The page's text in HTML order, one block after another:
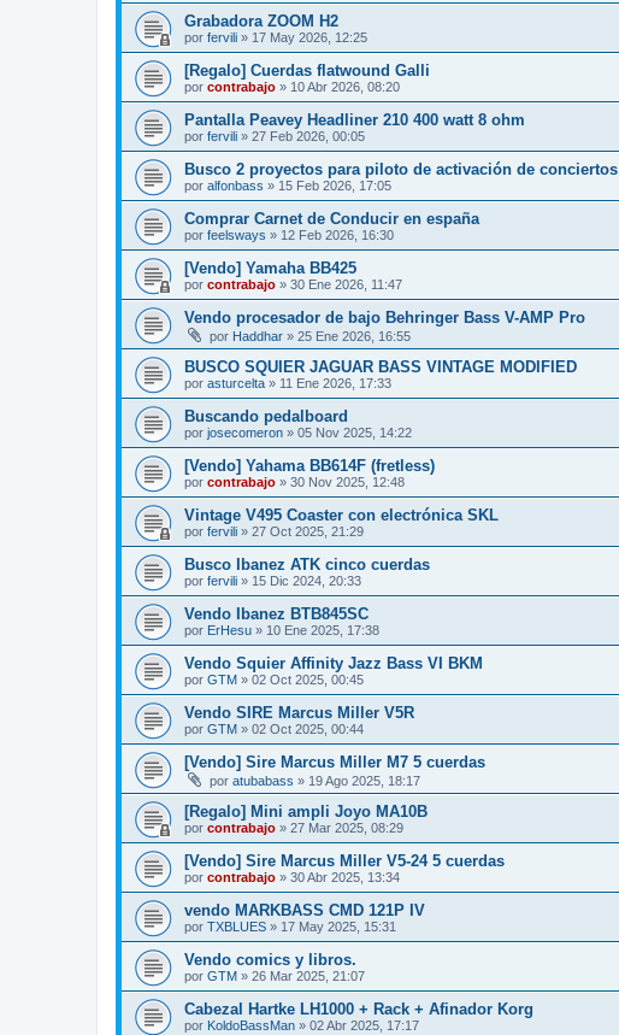
Grabadora ZOOM H2
por fervili » 17 May 2026, 12:25
[Regalo] Cuerdas flatwound Galli
por contrabajo » 10 Abr 2026, 08:20
Pantalla Peavey Headliner 210 400 watt 8 ohm
por fervili » 27 Feb 2026, 00:05
Busco 2 proyectos para piloto de activación de conciertos
por alfonbass » 15 Feb 2026, 17:05
Comprar Carnet de Conducir en españa
por feelsways » 12 Feb 2026, 16:30
[Vendo] Yamaha BB425
por contrabajo » 30 Ene 2026, 11:47
Vendo procesador de bajo Behringer Bass V-AMP Pro
por Haddhar » 25 Ene 2026, 16:55
BUSCO SQUIER JAGUAR BASS VINTAGE MODIFIED
por asturcelta » 11 Ene 2026, 17:33
Buscando pedalboard
por josecomeron » 05 Nov 2025, 14:22
[Vendo] Yahama BB614F (fretless)
por contrabajo » 30 Nov 2025, 12:48
Vintage V495 Coaster con electrónica SKL
por fervili » 27 Oct 2025, 21:29
Busco Ibanez ATK cinco cuerdas
por fervili » 15 Dic 2024, 20:33
Vendo Ibanez BTB845SC
por ErHesu » 10 Ene 2025, 17:38
Vendo Squier Affinity Jazz Bass VI BKM
por GTM » 02 Oct 2025, 00:45
Vendo SIRE Marcus Miller V5R
por GTM » 02 Oct 2025, 00:44
[Vendo] Sire Marcus Miller M7 5 cuerdas
por atubabass » 19 Ago 2025, 18:17
[Regalo] Mini ampli Joyo MA10B
por contrabajo » 27 Mar 2025, 08:29
[Vendo] Sire Marcus Miller V5-24 5 cuerdas
por contrabajo » 30 Abr 2025, 13:34
vendo MARKBASS CMD 121P IV
por TXBLUES » 17 May 2025, 15:31
Vendo comics y libros.
por GTM » 26 Mar 2025, 21:07
Cabezal Hartke LH1000 + Rack + Afinador Korg
por KoldoBassMan » 02 Abr 2025, 17:17